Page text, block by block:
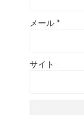
メール *
サイト